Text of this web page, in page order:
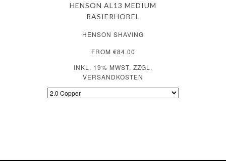
HENSON AL13 MEDIUM
RASIERHOBEL
HENSON SHAVING
FROM €84.00
INKL. 19% MWST. ZZGL.
VERSANDKOSTEN